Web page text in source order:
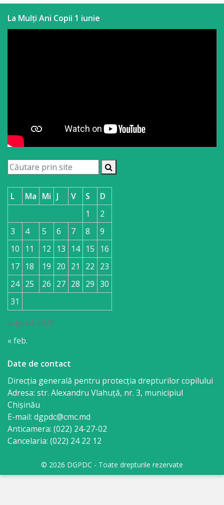
La Mulți Ani Copii 1 iunie
august 2026
L Ma Mi J V S
D
1
2
3
4 5 6 7 8
9
10
11 12 13 14 15
16
17 18 19 20 21 22 23
24 25 26 27 28 29 30
31
« feb.
Date de contact
Direcția generală pentru protecția drepturilor copilului
Adresa: str. Alexandru Vlahuţă, nr. 3, municipiul
Chişinău
E-mail: dgpdc@cmc.md
Anticamera: (022) 24-27-02
Cancelaria: (022) 24 22 12
© 2026 DGPDC - Toate drepturile rezervate